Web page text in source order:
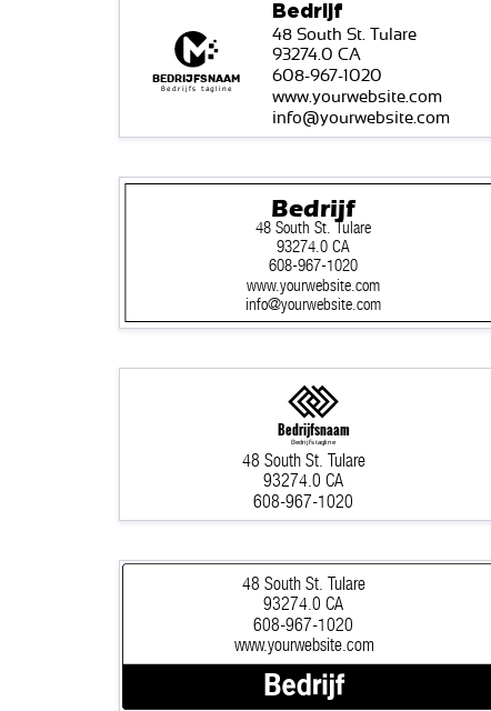
608-967-1020
www.yourwebsite.com
info@yourwebsite.com
48 South St. Tulare
93274.0 CA
Bedrijf
Bedrijfsnaam
Bedrijfs tagline
info@yourwebsite.com
608-967-1020
www.yourwebsite.com
48 South St. Tulare
93274.0 CA
Bedrijf
608-967-1020
48 South St. Tulare
93274.0 CA
Bedrijfsnaam
Bedrijfs tagline
608-967-1020
www.yourwebsite.com
48 South St. Tulare
93274.0 CA
Bedrijf